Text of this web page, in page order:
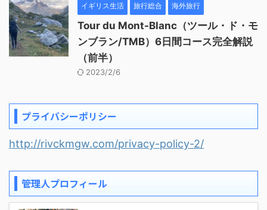
イギリス生活 旅行総合 海外旅行
Tour du Mont-Blanc（ツール・ド・モ
ンブラン/TMB）6日間コース完全解説
（前半）
2023/2/6
プライバシーポリシー
http://rivckmgw.com/privacy-policy-2/
管理人プロフィール